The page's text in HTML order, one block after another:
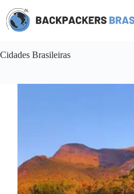
para
Cidades Brasileiras